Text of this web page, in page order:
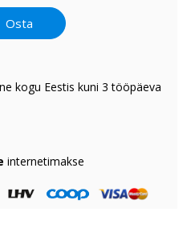
Osta
kogu Eestis kuni 3 tööpäeva
internetimakse